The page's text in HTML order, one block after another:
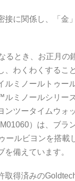
接に関係し、「金
るとき、お正月の
、わくわくするこ
ルミノールトゥー
ルミノールシリー
ンツータイムウォッ
）は、ブラ
ールビヨンを搭載
を備えています。
取得済みの